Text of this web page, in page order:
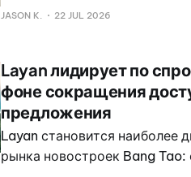
районе мыса Яму, Таланг,
JASON K. 22 JUL 2026
Layan лидирует по
фоне сокращения
предложения
Layan становится
рынка новостроек Bang